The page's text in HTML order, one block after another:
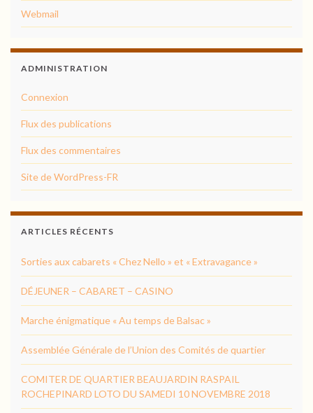
Webmail
ADMINISTRATION
Connexion
Flux des publications
Flux des commentaires
Site de WordPress-FR
ARTICLES RÉCENTS
Sorties aux cabarets « Chez Nello » et « Extravagance »
DÉJEUNER – CABARET – CASINO
Marche énigmatique « Au temps de Balsac »
Assemblée Générale de l’Union des Comités de quartier
COMITER DE QUARTIER BEAUJARDIN RASPAIL
ROCHEPINARD LOTO DU SAMEDI 10 NOVEMBRE 2018